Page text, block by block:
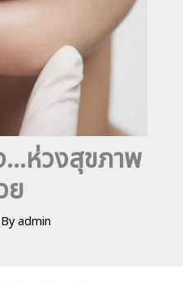
ห่วงสุขภาพ
ย
admin